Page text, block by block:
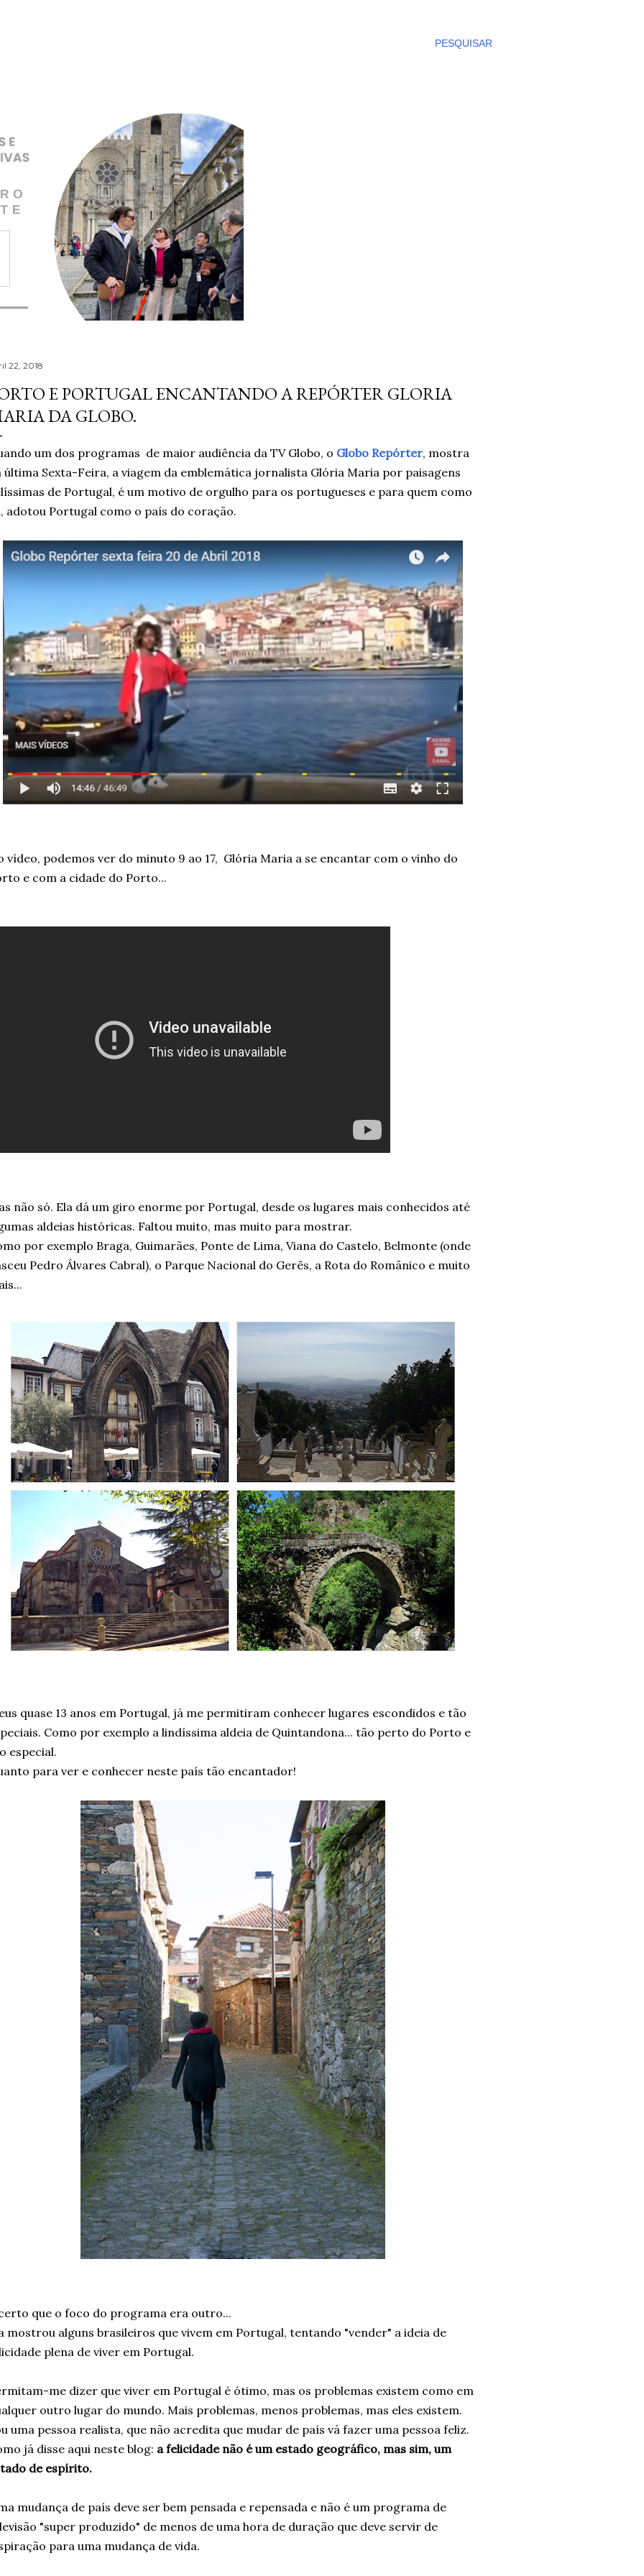
PESQUISAR
22, 2018
E PORTUGAL ENCANTANDO A REPÓRTER GLORIA
DA GLOBO.
um dos programas de maior audiência da TV Globo, o Globo Repórter, mostra
última Sexta-Feira, a viagem da emblemática jornalista Glória Maria por paisagens
de Portugal, é um motivo de orgulho para os portugueses e para quem como
adotou Portugal como o país do coração.
vídeo, podemos ver do minuto 9 ao 17, Glória Maria a se encantar com o vinho do
e com a cidade do Porto...
não só. Ela dá um giro enorme por Portugal, desde os lugares mais conhecidos até
aldeias históricas. Faltou muito, mas muito para mostrar.
por exemplo Braga, Guimarães, Ponte de Lima, Viana do Castelo, Belmonte (onde
Pedro Álvares Cabral), o Parque Nacional do Gerês, a Rota do Românico e muito
quase 13 anos em Portugal, já me permitiram conhecer lugares escondidos e tão
Como por exemplo a lindíssima aldeia de Quintandona... tão perto do Porto e
especial.
para ver e conhecer neste país tão encantador!
que o foco do programa era outro...
mostrou alguns brasileiros que vivem em Portugal, tentando "vender" a ideia de
plena de viver em Portugal.
me dizer que viver em Portugal é ótimo, mas os problemas existem como em
outro lugar do mundo. Mais problemas, menos problemas, mas eles existem.
uma pessoa realista, que não acredita que mudar de país vá fazer uma pessoa feliz.
já disse aqui neste blog: a felicidade não é um estado geográfico, mas sim, um
de espírito.
mudança de país deve ser bem pensada e repensada e não é um programa de
"super produzido" de menos de uma hora de duração que deve servir de
para uma mudança de vida.